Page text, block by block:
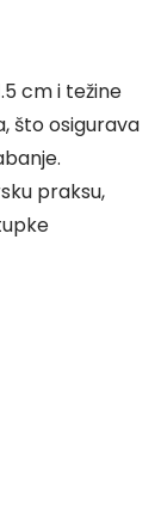
cm i težine
što osigurava
praksu,